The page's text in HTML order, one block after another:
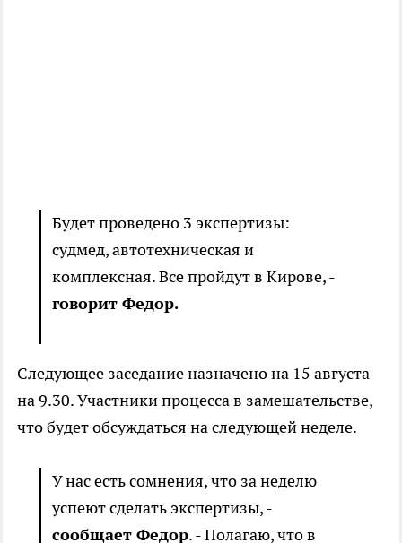
Будет проведено 3 экспертизы:
судмед, автотехническая и
комплексная. Все пройдут в Кирове, -
говорит Федор.
Следующее заседание назначено на 15 августа
на 9.30. Участники процесса в замешательстве,
что будет обсуждаться на следующей неделе.
У нас есть сомнения, что за неделю
успеют сделать экспертизы, -
сообщает Федор. - Полагаю, что в